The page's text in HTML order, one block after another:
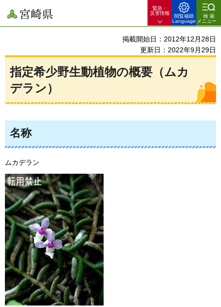
宮崎県
緊急・
災害情報
閲覧補助
Language
検索
メニュー
掲載開始日：2012年12月28日
更新日：2022年9月29日
指定希少野生動植物の概要（ムカ
デラン）
名称
ムカデラン